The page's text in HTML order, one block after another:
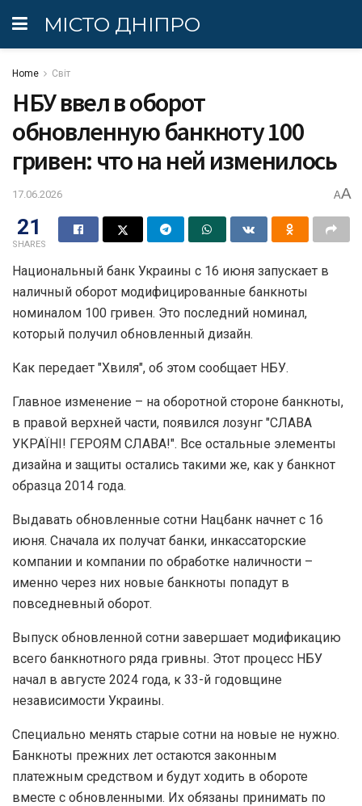
МІСТО ДНІПРО
Home Світ
НБУ ввел в оборот
обновленную банкноту 100
гривен: что на ней изменилось
17.06.2026 AA
21
SHARES
Национальный банк Украины с 16 июня запускает в
наличный оборот модифицированные банкноты
номиналом 100 гривен. Это последний номинал,
который получил обновленный дизайн.
Как передает "Хвиля", об этом сообщает НБУ.
Главное изменение – на оборотной стороне банкноты,
в правой верхней части, появился лозунг "СЛАВА
УКРАЇНІ! ГЕРОЯМ СЛАВА!". Все остальные элементы
дизайна и защиты остались такими же, как у банкнот
образца 2014 года.
Выдавать обновленные сотни Нацбанк начнет с 16
июня. Сначала их получат банки, инкассаторские
компании и компании по обработке наличности –
именно через них новые банкноты попадут в
повседневный оборот.
Выпуск обновленной сотни завершает модификацию
всего банкнотного ряда гривны. Этот процесс НБУ
начал в августе 2024 года, к 33-й годовщине
независимости Украины.
Специально менять старые сотни на новые не нужно.
Банкноты прежних лет остаются законным
платежным средством и будут ходить в обороте
вместе с обновленными. Их обязаны принимать по